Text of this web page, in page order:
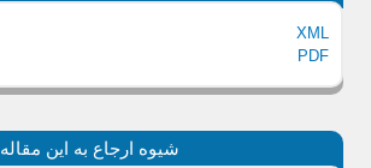
XML
PDF
شیوه ارجاع به این مقاله